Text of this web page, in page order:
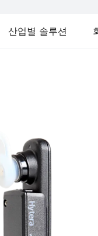
산업별 솔루션